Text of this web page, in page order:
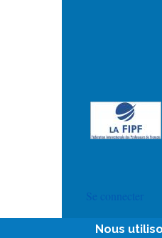
page
Se connecter
Nous